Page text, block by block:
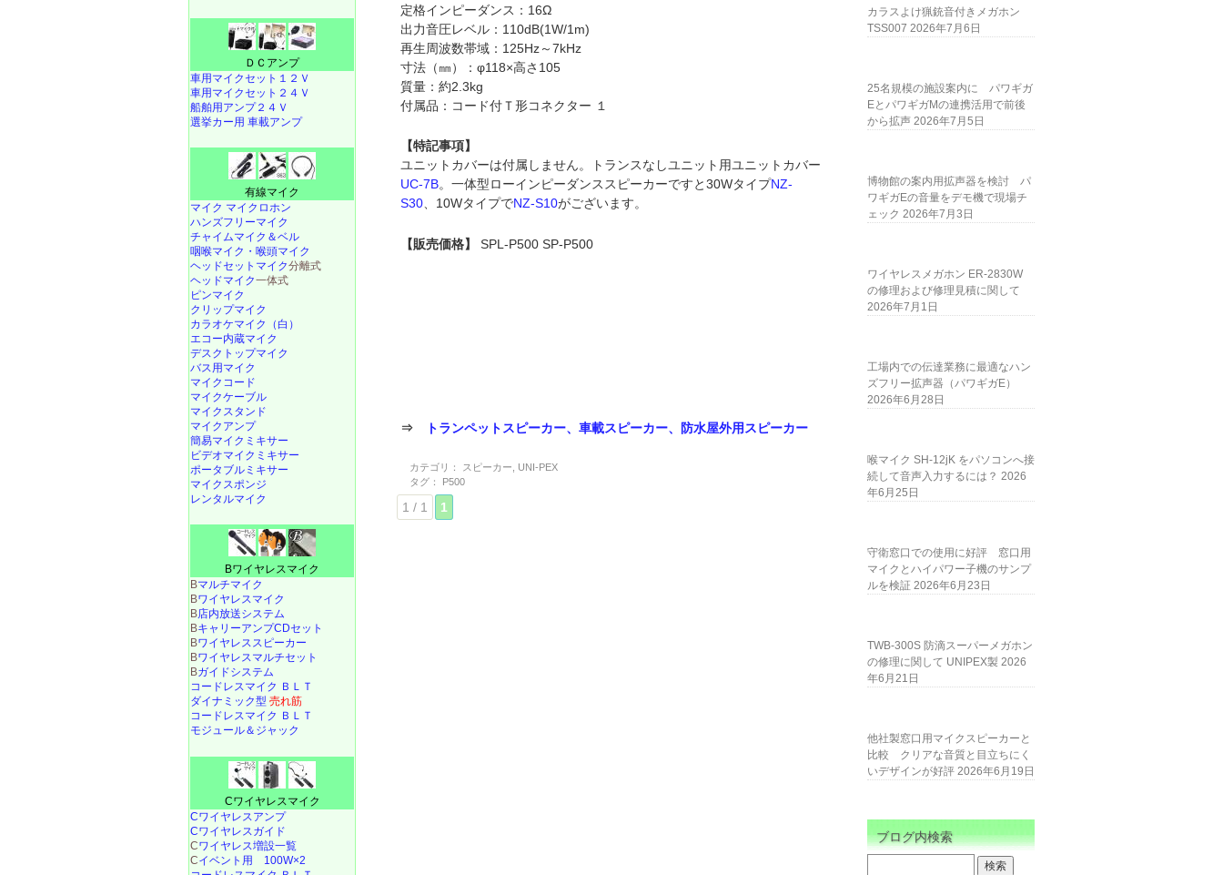
定格インピーダンス：16Ω
出力音圧レベル：110dB(1W/1m)
再生周波数帯域：125Hz～7kHz
寸法（㎜）：φ118×高さ105
質量：約2.3kg
付属品：コード付Ｔ形コネクター １
【特記事項】
ユニットカバーは付属しません。トランスなしユニット用ユニットカバー
UC-7B。一体型ローインピーダンススピーカーですと30WタイプNZ-
S30、10WタイプでNZ-S10がございます。
【販売価格】 SPL-P500 SP-P500
⇒ トランペットスピーカー、車載スピーカー、防水屋外用スピーカー
カテゴリ： スピーカー
UNI-PEX
タグ：
P500
1 / 1 1
ＤＣアンプ
車用マイクセット１２Ｖ
車用マイクセット２４Ｖ
船舶用アンプ２４Ｖ
選挙カー用 車載アンプ
有線マイク
マイク マイクロホン
ハンズフリーマイク
チャイムマイク＆ベル
咽喉マイク・喉頭マイク
ヘッドセットマイク分離式
ヘッドマイク一体式
ピンマイク
クリップマイク
カラオケマイク（白）
エコー内蔵マイク
デスクトップマイク
バス用マイク
マイクコード
マイクケーブル
マイクスタンド
マイクアンプ
簡易マイクミキサー
ビデオマイクミキサー
ポータブルミキサー
マイクスポンジ
レンタルマイク
Bワイヤレスマイク
Bマルチマイク
Bワイヤレスマイク
B店内放送システム
BキャリーアンプCDセット
Bワイヤレススピーカー
Bワイヤレスマルチセット
Bガイドシステム
コードレスマイク ＢＬＴ
ダイナミック型 売れ筋
コードレスマイク ＢＬＴ
モジュール＆ジャック
Cワイヤレスマイク
Cワイヤレスアンプ
Cワイヤレスガイド
Cワイヤレス増設一覧
Cイベント用 100W×2
カラスよけ猟銃音付きメガホン
TSS007 2026年7月6日
25名規模の施設案内に パワギガ
EとパワギガMの連携活用で前後
から拡声 2026年7月5日
博物館の案内用拡声器を検討 パ
ワギガEの音量をデモ機で現場チ
ェック 2026年7月3日
ワイヤレスメガホン ER-2830W
の修理および修理見積に関して
2026年7月1日
工場内での伝達業務に最適なハン
ズフリー拡声器（パワギガE）
2026年6月28日
喉マイク SH-12jK をパソコンへ接
続して音声入力するには？ 2026
年6月25日
守衛窓口での使用に好評 窓口用
マイクとハイパワー子機のサンプ
ルを検証 2026年6月23日
TWB-300S 防滴スーパーメガホン
の修理に関して UNIPEX製 2026
年6月21日
他社製窓口用マイクスピーカーと
比較 クリアな音質と目立ちにく
いデザインが好評 2026年6月19日
ブログ内検索